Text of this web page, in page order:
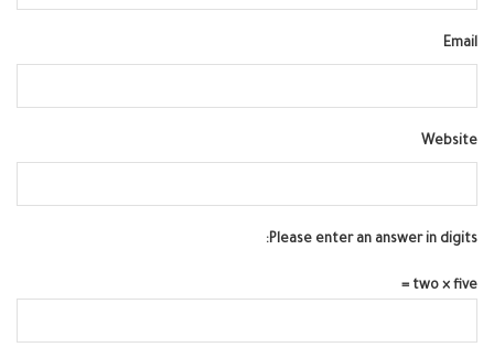
Email
Website
Please enter an answer in digits:
two × five =